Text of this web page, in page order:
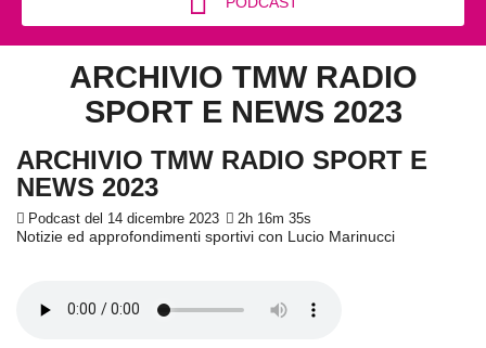
ARCHIVIO TMW RADIO
SPORT E NEWS 2023
ARCHIVIO TMW RADIO SPORT E
NEWS 2023
Podcast del 14 dicembre 2023 2h 16m 35s
Notizie ed approfondimenti sportivi con Lucio Marinucci